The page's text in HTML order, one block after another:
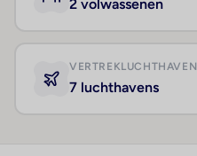
2 volwassenen
VERTREKLUCHTHAVEN
7 luchthavens